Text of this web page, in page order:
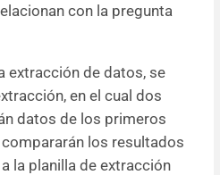
con la pregunta
extracción de datos, se
en el cual dos
datos de los primeros
los resultados
la planilla de extracción